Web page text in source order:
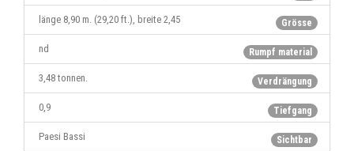
Grösse
länge 8,90 m. (29,20 ft.), breite 2,45
Rumpf material
nd
Verdrängung
3,48 tonnen.
Tiefgang
0,9
Sichtbar
Paesi Bassi